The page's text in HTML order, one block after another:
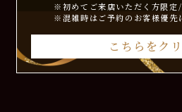
※初めてご来店いただく方限定/
※混雑時はご予約のお客様優先
こちらをク